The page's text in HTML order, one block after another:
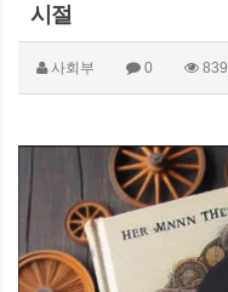
시절
사회부 0 839